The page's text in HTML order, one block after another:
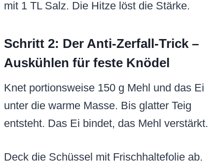
mit 1 TL Salz. Die Hitze löst die Stärke.
Schritt 2: Der Anti-Zerfall-Trick –
Auskühlen für feste Knödel
Knet portionsweise 150 g Mehl und das Ei
unter die warme Masse. Bis glatter Teig
entsteht. Das Ei bindet, das Mehl verstärkt.
Deck die Schüssel mit Frischhaltefolie ab.